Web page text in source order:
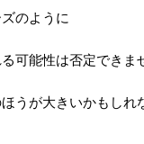
のように
可能性は否定できま
うが大きいかもしれ